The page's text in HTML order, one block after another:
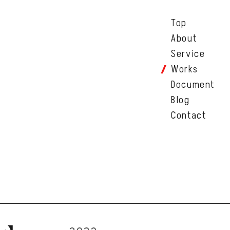
Top
About
Service
Works
Document
Blog
Contact